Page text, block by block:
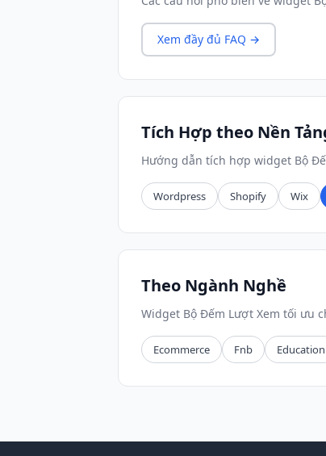
Xem đầy đủ FAQ →
Tích Hợp theo Nền
Hướng dẫn tích hợp widget Bộ
Wordpress Shopify Wix
Theo Ngành Nghề
Widget Bộ Đếm Lượt Xem tối ưu
Ecommerce Fnb Education